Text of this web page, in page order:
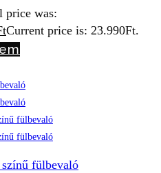
price was:
Current price is: 23.990Ft.
fülbevaló